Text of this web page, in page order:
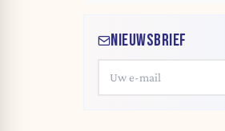
NIEUWSBRIEF